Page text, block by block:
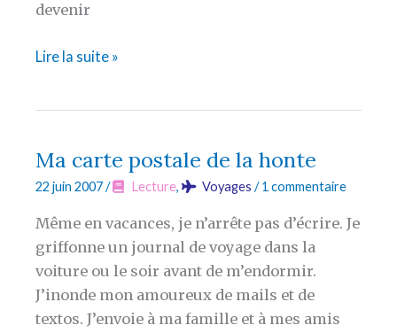
devenir
« jPod »
Lire la suite »
Ma carte postale de la honte
22 juin 2007/ Lecture, Voyages /1 commentaire
Même en vacances, je n’arrête pas d’écrire. Je
griffonne un journal de voyage dans la
voiture ou le soir avant de m’endormir.
J’inonde mon amoureux de mails et de
textos. J’envoie à ma famille et à mes amis